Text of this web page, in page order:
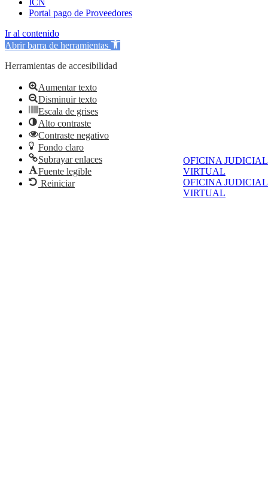
OFICINA JUDICIAL
VIRTUAL
OFICINA JUDICIAL
VIRTUAL
Portal pago de Proveedores
Ir al contenido
Abrir barra de herramientas
Herramientas de accesibilidad
Aumentar texto
Disminuir texto
Escala de grises
Alto contraste
Contraste negativo
Fondo claro
Subrayar enlaces
Fuente legible
Reiniciar